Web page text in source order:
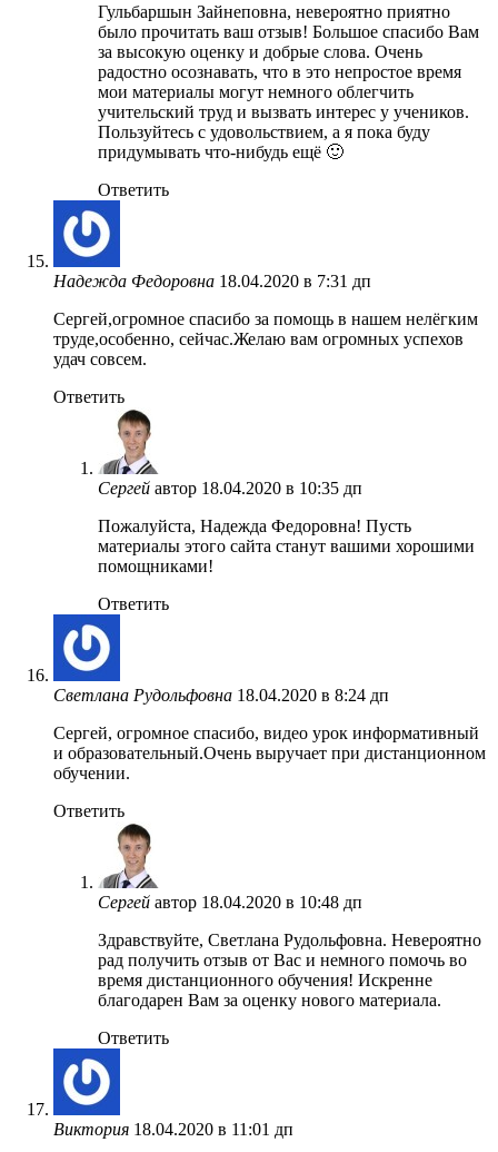
Гульбаршын Зайнеповна, невероятно приятно
было прочитать ваш отзыв! Большое спасибо Вам
за высокую оценку и добрые слова. Очень
радостно осознавать, что в это непростое время
мои материалы могут немного облегчить
учительский труд и вызвать интерес у учеников.
Пользуйтесь с удовольствием, а я пока буду
придумывать что-нибудь ещё 🙂
Ответить
Надежда Федоровна 18.04.2020 в 7:31 дп
Сергей,огромное спасибо за помощь в нашем нелёгким
труде,особенно, сейчас.Желаю вам огромных успехов
удач совсем.
Ответить
Сергей автор 18.04.2020 в 10:35 дп
Пожалуйста, Надежда Федоровна! Пусть
материалы этого сайта станут вашими хорошими
помощниками!
Ответить
Светлана Рудольфовна 18.04.2020 в 8:24 дп
Сергей, огромное спасибо, видео урок информативный
и образовательный.Очень выручает при дистанционном
обучении.
Ответить
Сергей автор 18.04.2020 в 10:48 дп
Здравствуйте, Светлана Рудольфовна. Невероятно
рад получить отзыв от Вас и немного помочь во
время дистанционного обучения! Искренне
благодарен Вам за оценку нового материала.
Ответить
Виктория 18.04.2020 в 11:01 дп